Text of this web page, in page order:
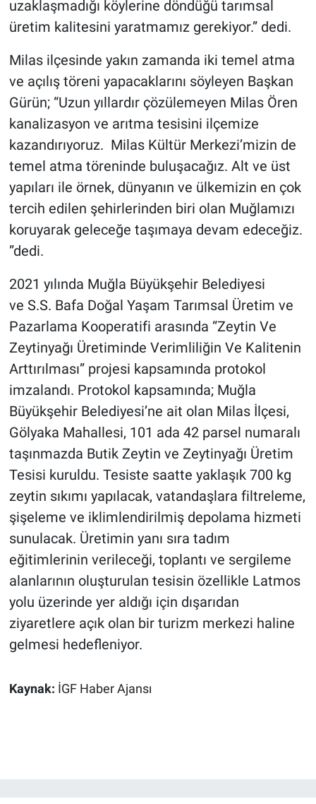
uzaklaşmadığı köylerine döndüğü tarımsal
üretim kalitesini yaratmamız gerekiyor.” dedi.
Milas ilçesinde yakın zamanda iki temel atma
ve açılış töreni yapacaklarını söyleyen Başkan
Gürün; “Uzun yıllardır çözülemeyen Milas Ören
kanalizasyon ve arıtma tesisini ilçemize
kazandırıyoruz. Milas Kültür Merkezi’mizin de
temel atma töreninde buluşacağız. Alt ve üst
yapıları ile örnek, dünyanın ve ülkemizin en çok
tercih edilen şehirlerinden biri olan Muğlamızı
koruyarak geleceğe taşımaya devam edeceğiz.
”dedi.
2021 yılında Muğla Büyükşehir Belediyesi
ve S.S. Bafa Doğal Yaşam Tarımsal Üretim ve
Pazarlama Kooperatifi arasında “Zeytin Ve
Zeytinyağı Üretiminde Verimliliğin Ve Kalitenin
Arttırılması” projesi kapsamında protokol
imzalandı. Protokol kapsamında; Muğla
Büyükşehir Belediyesi’ne ait olan Milas İlçesi,
Gölyaka Mahallesi, 101 ada 42 parsel numaralı
taşınmazda Butik Zeytin ve Zeytinyağı Üretim
Tesisi kuruldu. Tesiste saatte yaklaşık 700 kg
zeytin sıkımı yapılacak, vatandaşlara filtreleme,
şişeleme ve iklimlendirilmiş depolama hizmeti
sunulacak. Üretimin yanı sıra tadım
eğitimlerinin verileceği, toplantı ve sergileme
alanlarının oluşturulan tesisin özellikle Latmos
yolu üzerinde yer aldığı için dışarıdan
ziyaretlere açık olan bir turizm merkezi haline
gelmesi hedefleniyor.
Kaynak: İGF Haber Ajansı